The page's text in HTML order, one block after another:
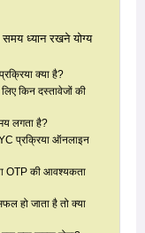
ध्यान रखने योग्य
क्या है?
किन दस्तावेजों की
लगता है?
प्रक्रिया ऑनलाइन
OTP की आवश्यकता
हो जाता है तो क्या